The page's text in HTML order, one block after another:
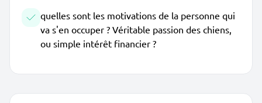
quelles sont les motivations de la personne qui
va s'en occuper ? Véritable passion des chiens,
ou simple intérêt financier ?